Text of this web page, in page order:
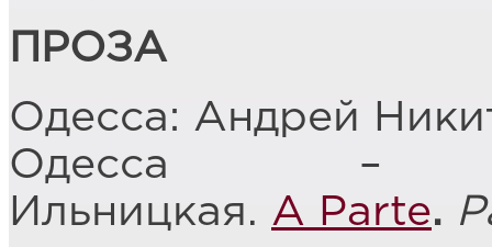
ПРОЗА
Одесса: Андрей
Одесса –
Ильницкая. A Parte.